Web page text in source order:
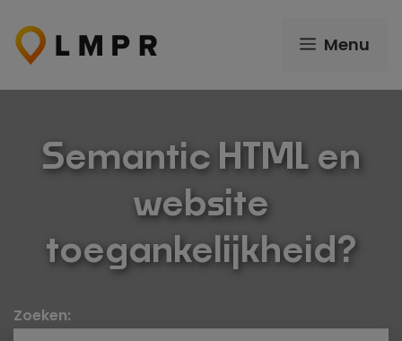
naar
inhoud
Menu
Semantic HTML en
website
toegankelijkheid?
Zoeken: